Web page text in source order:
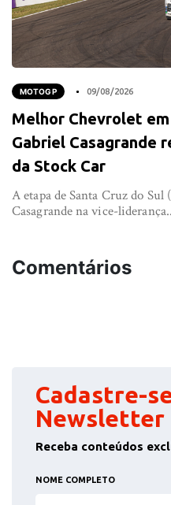
MOTOGP 09/08/2026
Melhor Chevrolet em
Gabriel Casagrande
da Stock Car
A etapa de Santa Cruz do
Casagrande na vice-
Comentários
Cadastre-
Newsletter
Receba conteúdos
NOME COMPLETO